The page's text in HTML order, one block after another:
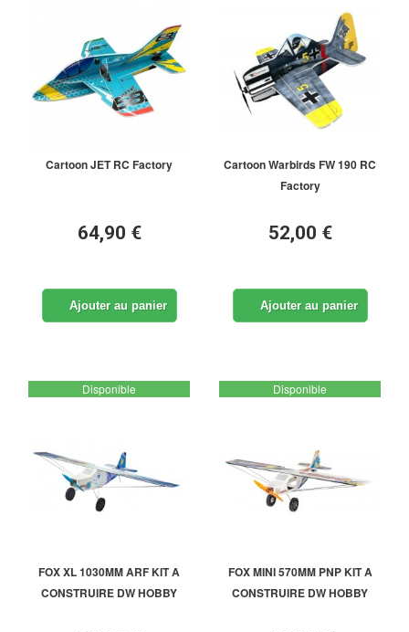
Cartoon JET RC Factory
64,90 €
Ajouter au panier
Cartoon Warbirds FW 190 RC
Factory
52,00 €
Ajouter au panier
Disponible
FOX XL 1030MM ARF KIT A
CONSTRUIRE DW HOBBY
Disponible
FOX MINI 570MM PNP KIT A
CONSTRUIRE DW HOBBY